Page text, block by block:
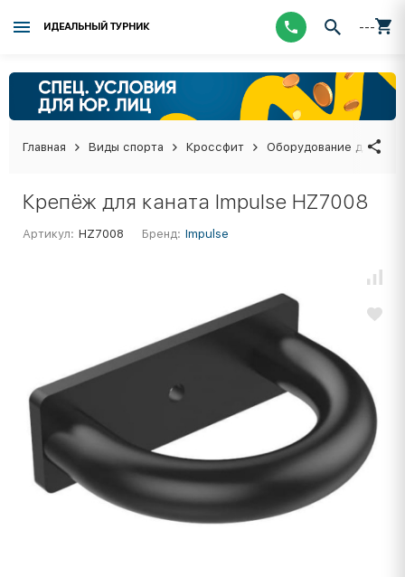
ИДЕАЛЬНЫЙ ТУРНИК ---
Главная Виды спорта Кроссфит Оборудование для
Крепёж для каната Impulse HZ7008
Артикул: HZ7008 Бренд: Impulse